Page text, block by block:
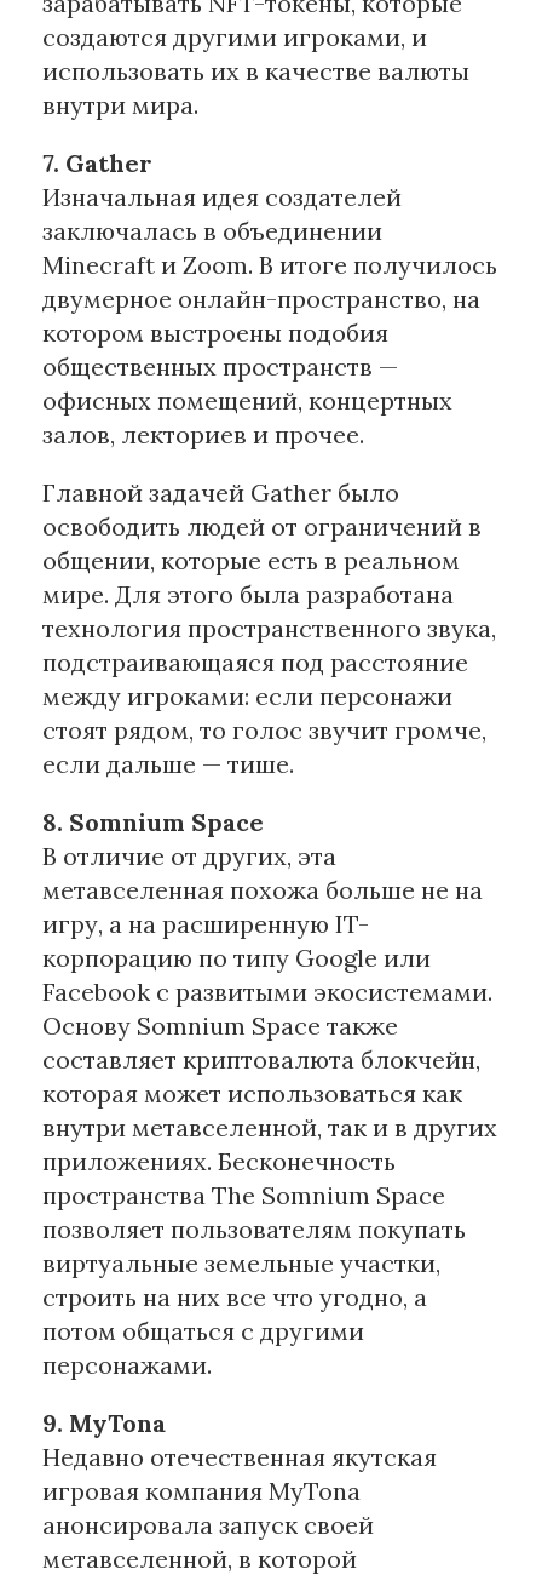
создаются другими игроками, и
использовать их в качестве валюты
внутри мира.
7. Gather
Изначальная идея создателей
заключалась в объединении
Minecraft и Zoom. В итоге получилось
двумерное онлайн-пространство, на
котором выстроены подобия
общественных пространств —
офисных помещений, концертных
залов, лекториев и прочее.
Главной задачей Gather было
освободить людей от ограничений в
общении, которые есть в реальном
мире. Для этого была разработана
технология пространственного звука,
подстраивающаяся под расстояние
между игроками: если персонажи
стоят рядом, то голос звучит громче,
если дальше — тише.
8. Somnium Space
В отличие от других, эта
метавселенная похожа больше не на
игру, а на расширенную IT-
корпорацию по типу Google или
Facebook с развитыми экосистемами.
Основу Somnium Space также
составляет криптовалюта блокчейн,
которая может использоваться как
внутри метавселенной, так и в других
приложениях. Бесконечность
пространства The Somnium Space
позволяет пользователям покупать
виртуальные земельные участки,
строить на них все что угодно, а
потом общаться с другими
персонажами.
9. MyTona
Недавно отечественная якутская
игровая компания MyTona
анонсировала запуск своей
метавселенной, в которой